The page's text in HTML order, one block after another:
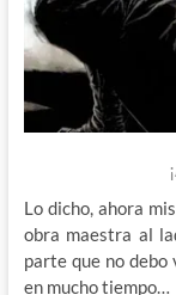
Lo dicho, ahora
obra maestra al
parte que no
en mucho tiempo…